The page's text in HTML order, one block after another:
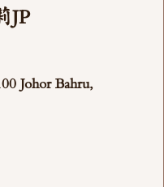
JP
Johor Bahru,